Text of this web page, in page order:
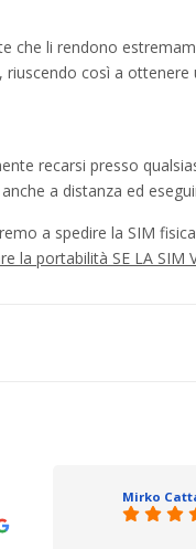
che li rendono
così a
recarsi presso
a distanza ed
a spedire la SIM
la portabilità SE LA SIM
Mirko